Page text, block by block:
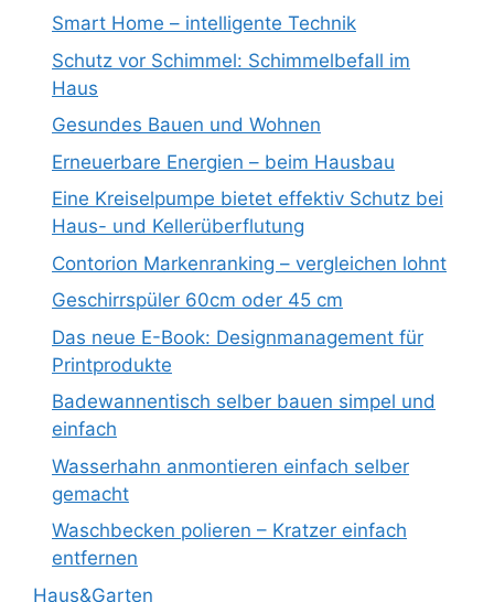
Smart Home – intelligente Technik
Schutz vor Schimmel: Schimmelbefall im
Haus
Gesundes Bauen und Wohnen
Erneuerbare Energien – beim Hausbau
Eine Kreiselpumpe bietet effektiv Schutz bei
Haus- und Kellerüberflutung
Contorion Markenranking – vergleichen lohnt
Geschirrspüler 60cm oder 45 cm
Das neue E-Book: Designmanagement für
Printprodukte
Badewannentisch selber bauen simpel und
einfach
Wasserhahn anmontieren einfach selber
gemacht
Waschbecken polieren – Kratzer einfach
entfernen
Haus&Garten